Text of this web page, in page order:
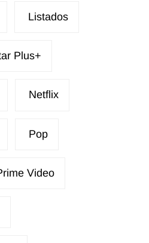
Listados
Plus+
Netflix
Pop
Video